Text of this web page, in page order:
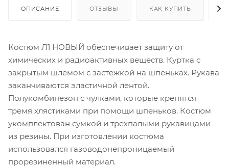
ОПИСАНИЕ ОТЗЫВЫ КАК КУПИТЬ
Костюм Л1 НОВЫЙ обеспечивает защиту от
химических и радиоактивных веществ. Куртка с
закрытым шлемом с застежкой на шпеньках. Рукава
заканчиваются эластичной лентой.
Полукомбинезон с чулками, которые крепятся
тремя хлястиками при помощи шпеньков. Костюм
укомплектован сумкой и трехпалыми рукавицами
из резины. При изготовлении костюма
использовался газоводонепроницаемый
прорезиненный материал.